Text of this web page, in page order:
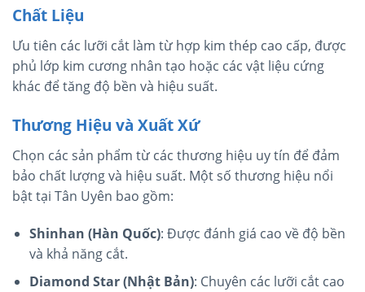
Chất Liệu
Ưu tiên các lưỡi cắt làm từ hợp kim thép cao cấp, được
phủ lớp kim cương nhân tạo hoặc các vật liệu cứng
khác để tăng độ bền và hiệu suất.
Thương Hiệu và Xuất Xứ
Chọn các sản phẩm từ các thương hiệu uy tín để đảm
bảo chất lượng và hiệu suất. Một số thương hiệu nổi
bật tại Tân Uyên bao gồm:
Shinhan (Hàn Quốc): Được đánh giá cao về độ bền
và khả năng cắt.
Diamond Star (Nhật Bản): Chuyên các lưỡi cắt cao